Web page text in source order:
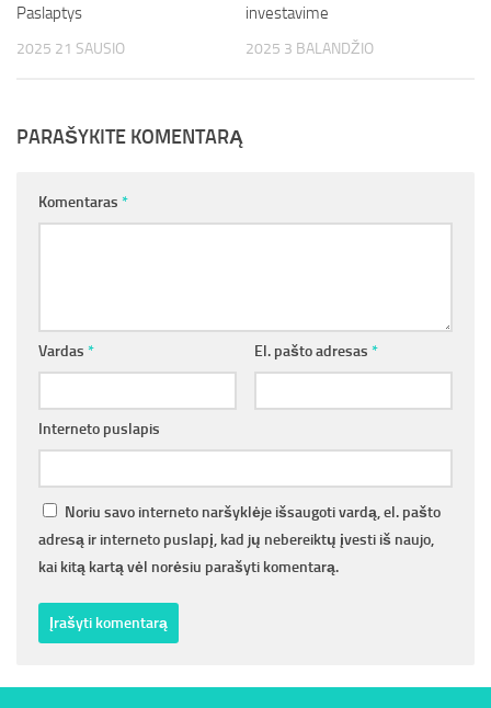
Paslaptys
2025 21 SAUSIO
investavime
2025 3 BALANDŽIO
PARAŠYKITE KOMENTARĄ
Komentaras *
Vardas * El. pašto adresas *
Interneto puslapis
Noriu savo interneto naršyklėje išsaugoti vardą, el. pašto
adresą ir interneto puslapį, kad jų nebereiktų įvesti iš naujo,
kai kitą kartą vėl norėsiu parašyti komentarą.